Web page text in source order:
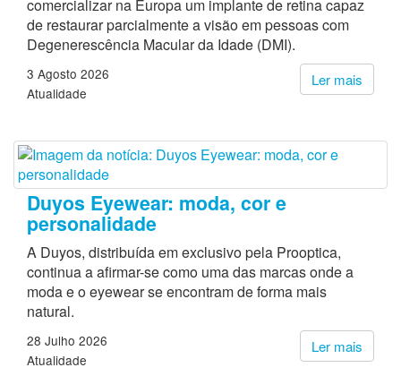
comercializar na Europa um implante de retina capaz
de restaurar parcialmente a visão em pessoas com
Degenerescência Macular da Idade (DMI).
Ler mais
3 Agosto 2026
Atualidade
Duyos Eyewear: moda, cor e
personalidade
A Duyos, distribuída em exclusivo pela Prooptica,
continua a afirmar-se como uma das marcas onde a
moda e o eyewear se encontram de forma mais
natural.
Ler mais
28 Julho 2026
Atualidade